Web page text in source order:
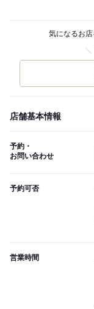
気になるお店
店舗基本情報
予約・
お問い合わせ
予約可否
営業時間